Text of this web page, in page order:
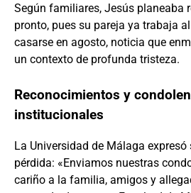
Según familiares, Jesús planeaba
pronto, pues su pareja ya trabaja
casarse en agosto, noticia que
un contexto de profunda tristeza.
Reconocimientos y
institucionales
La Universidad de Málaga expresó
pérdida: «Enviamos nuestras
cariño a la familia, amigos y